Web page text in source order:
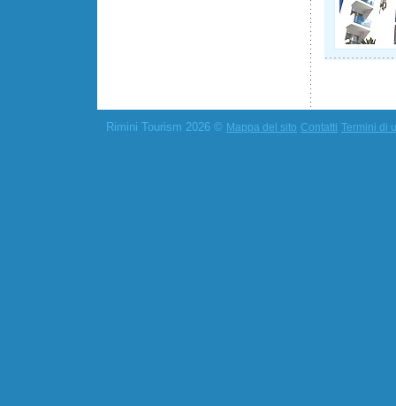
Rimini Tourism 2026 © Mappa del sito Contatti Termini di